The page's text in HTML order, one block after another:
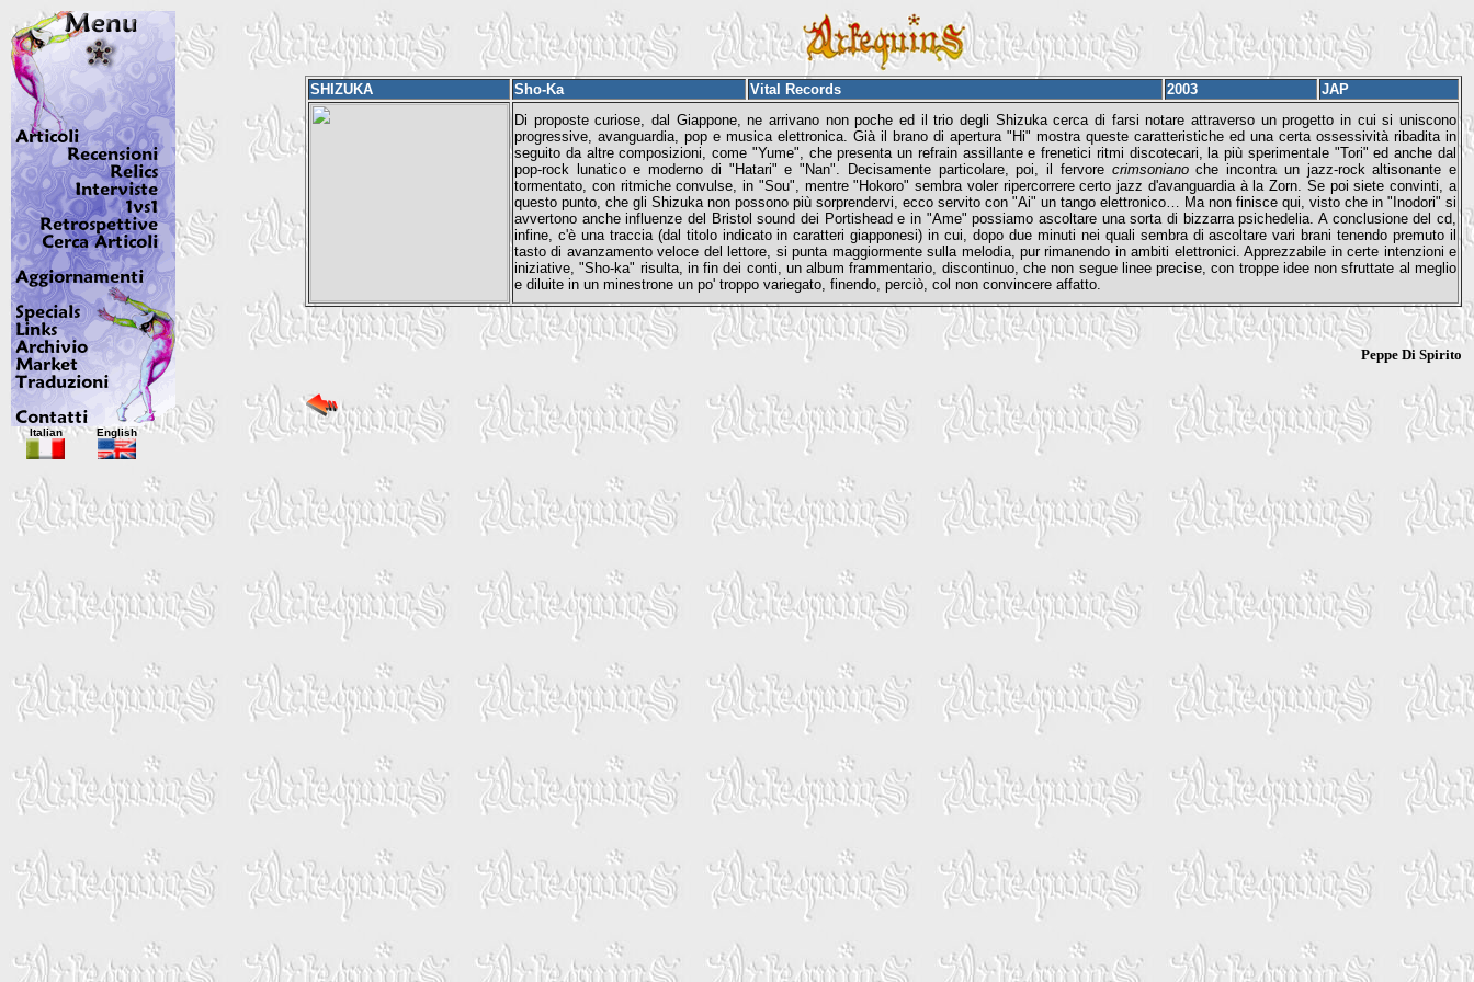
SHIZUKA Sho-Ka Vital Records 2003
JAP
Di proposte curiose, dal Giappone, ne arrivano non poche ed il trio degli Shizuka cerca di farsi notare attraverso un progetto in cui si uniscono
progressive, avanguardia, pop e musica elettronica. Già il brano di apertura "Hi" mostra queste caratteristiche ed una certa ossessività ribadita in
seguito da altre composizioni, come "Yume", che presenta un refrain assillante e frenetici ritmi discotecari, la più sperimentale "Tori" ed anche dal
pop-rock lunatico e moderno di "Hatari" e "Nan". Decisamente particolare, poi, il fervore crimsonianoche incontra un jazz-rock altisonante e
tormentato, con ritmiche convulse, in "Sou", mentre "Hokoro" sembra voler ripercorrere certo jazz d'avanguardia à la Zorn. Se poi siete convinti, a
questo punto, che gli Shizuka non possono più sorprendervi, ecco servito con "Ai" un tango elettronico… Ma non finisce qui, visto che in "Inodori" si
avvertono anche influenze del Bristol sound dei Portishead e in "Ame" possiamo ascoltare una sorta di bizzarra psichedelia. A conclusione del cd,
infine, c'è una traccia (dal titolo indicato in caratteri giapponesi) in cui, dopo due minuti nei quali sembra di ascoltare vari brani tenendo premuto il
tasto di avanzamento veloce del lettore, si punta maggiormente sulla melodia, pur rimanendo in ambiti elettronici. Apprezzabile in certe intenzioni e
iniziative, "Sho-ka" risulta, in fin dei conti, un album frammentario, discontinuo, che non segue linee precise, con troppe idee non sfruttate al meglio
e diluite in un minestrone un po' troppo variegato, finendo, perciò, col non convincere affatto.
Peppe Di Spirito
Italian English